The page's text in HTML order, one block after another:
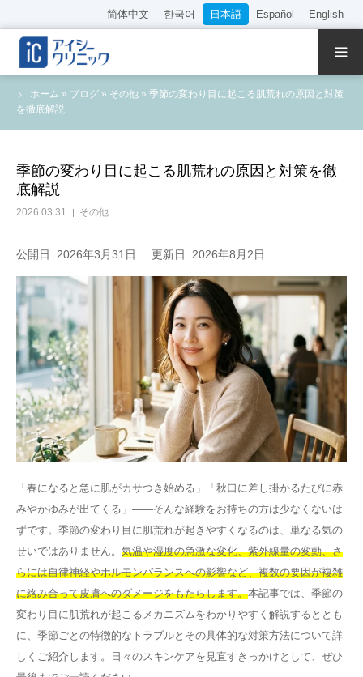
简体中文 한국어 日本語 Español English
ホーム » ブログ » その他 » 季節の変わり目に起こる肌荒れの原因と対策
を徹底解説
季節の変わり目に起こる肌荒れの原因と対策を徹
底解説
2026.03.31 その他
公開日: 2026年3月31日 更新日: 2026年8月2日
「春になると急に肌がカサつき始める」「秋口に差し掛かるたびに赤
みやかゆみが出てくる」——そんな経験をお持ちの方は少なくないは
ずです。季節の変わり目に肌荒れが起きやすくなるのは、単なる気の
せいではありません。 気温や湿度の急激な変化、紫外線量の変動、さ
らには自律神経やホルモンバランスへの影響など、複数の要因が複雑
に絡み合って皮膚へのダメージをもたらします。本記事では、季節の
変わり目に肌荒れが起こるメカニズムをわかりやすく解説するととも
に、季節ごとの特徴的なトラブルとその具体的な対策方法について詳
しくご紹介します。日々のスキンケアを見直すきっかけとして、ぜひ
クリニック紹介
診療内容
院長・医師の紹介
WEB予約
料金表
アクセス
採用情報
その他
言語
English